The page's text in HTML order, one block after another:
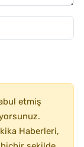
etmiş
Haberleri,